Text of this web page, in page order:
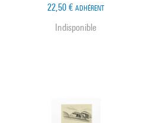
22,50 € ADHÉRENT
Indisponible